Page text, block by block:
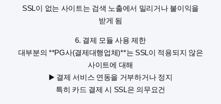
SSL이 없는 사이트는 검색 노출에서 밀리거나 불이익을
받게 됨
6. 결제 모듈 사용 제한
대부분의 **PG사(결제대행업체)**는 SSL이 적용되지 않은
사이트에 대해
▶️ 결제 서비스 연동을 거부하거나 정지
특히 카드 결제 시 SSL은 의무요건